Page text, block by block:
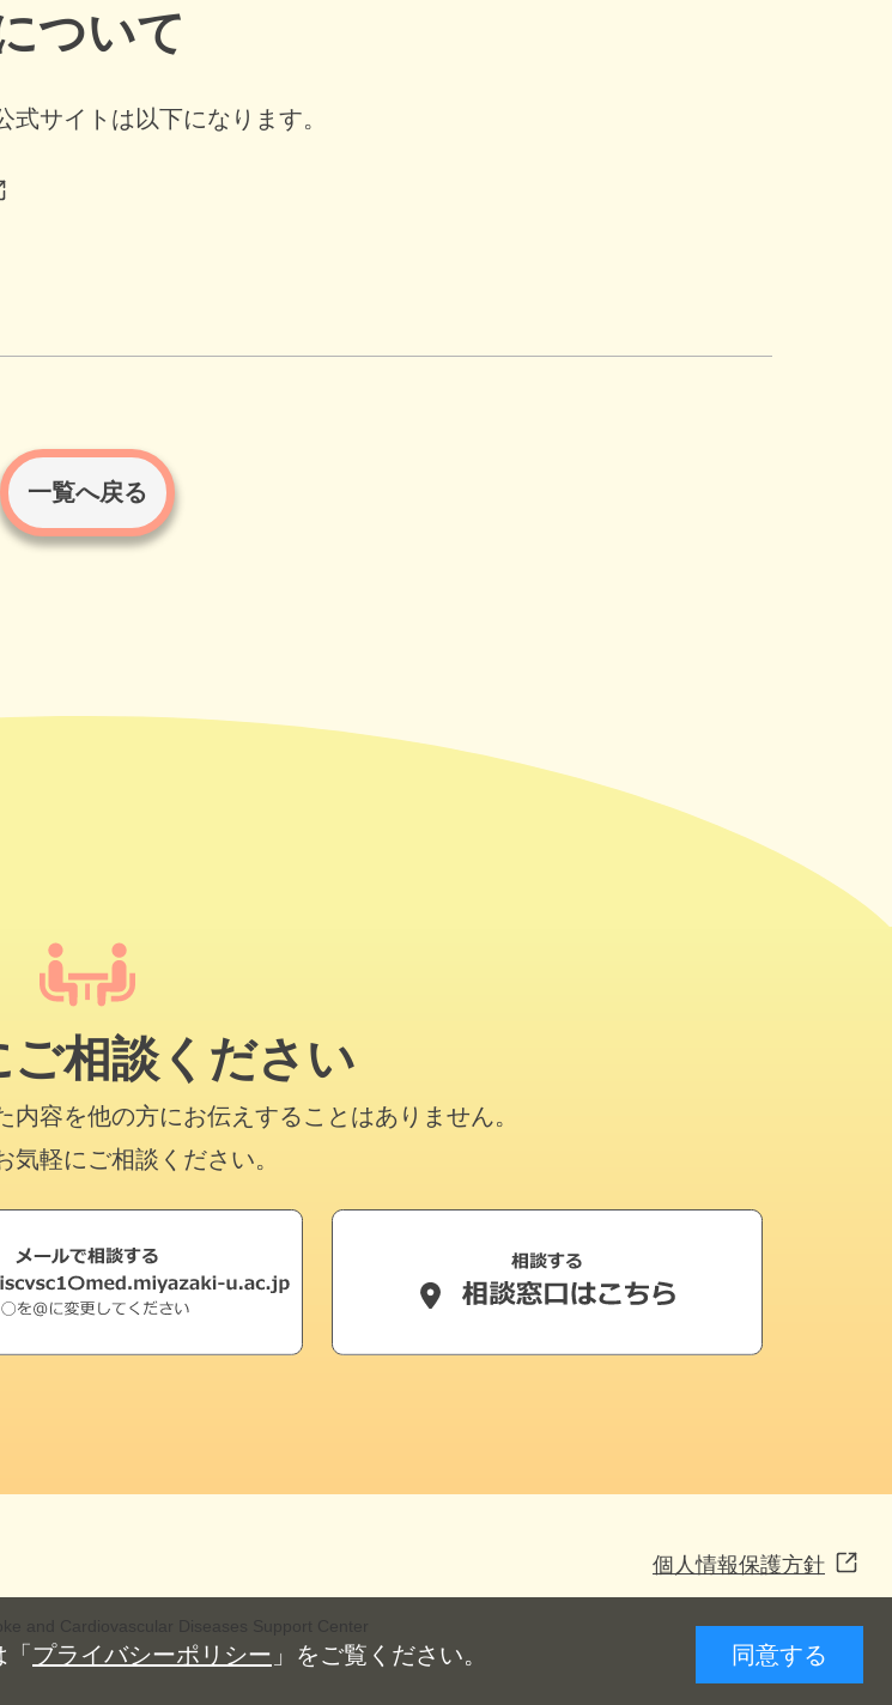
プライバシーポリシー 」をご覧ください。 同意する
ついて
サイトは以下になります。
一覧へ戻る
ご相談ください
内容を他の方にお伝えすることはありません。
気軽にご相談ください。
個人情報保護方針